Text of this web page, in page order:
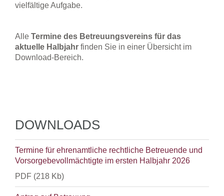
vielfältige Aufgabe.
Alle Termine des Betreuungsvereins für das
aktuelle Halbjahr finden Sie in einer Übersicht im
Download-Bereich.
DOWNLOADS
Termine für ehrenamtliche rechtliche Betreuende und
Vorsorgebevollmächtigte im ersten Halbjahr 2026
PDF (218 Kb)